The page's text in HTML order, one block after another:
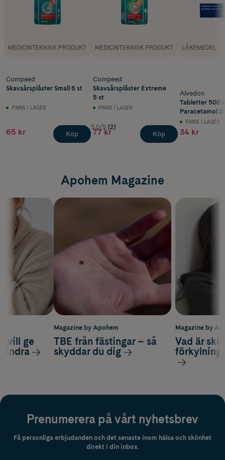
MEDICINTEKNISK PRODUKT
Compeed
Skavsårsplåster Small 6 st
FINNS I LAGER
65 kr Köp
MEDICINTEKNISK PRODUKT
Compeed
Skavsårsplåster Extreme
5 st
FINNS I LAGER
5.0/5 (2)
77 kr Köp
LÄKEMEDEL
Alvedon
Tabletter 500
Paracetamol
FINNS I LAGER
34 kr
Apohem Magazine
Magazine by
Vad är
förkylning
vill ge
lindra
Magazine by Apohem
TBE från fästingar – så
skyddar du dig
Prenumerera på vårt nyhetsbrev
Få personliga erbjudanden och det senaste inom hälsa och skönhet
direkt i din inbox.